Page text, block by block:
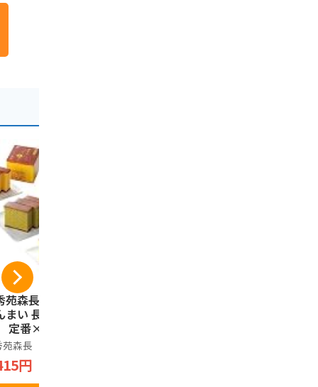
苑森長 カステラ
まい 長持ち（三
定番×２、抹茶
森長
円